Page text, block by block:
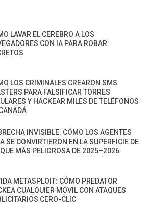
LAVAR EL CEREBRO A LOS
CON IA PARA ROBAR
LOS CRIMINALES CREARON SMS
PARA FALSIFICAR TORRES
Y HACKEAR MILES DE TELÉFONOS
INVISIBLE: CÓMO LOS AGENTES
SE CONVIRTIERON EN LA SUPERFICIE DE
MÁS PELIGROSA DE 2025–2026
METASPLOIT: CÓMO PREDATOR
CUALQUIER MÓVIL CON ATAQUES
CERO-CLIC